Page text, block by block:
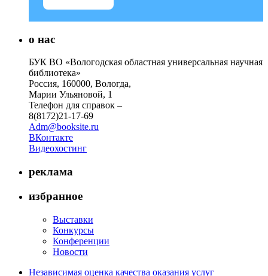
о нас
БУК ВО «Вологодская областная универсальная научная
библиотека»
Россия, 160000, Вологда,
Марии Ульяновой, 1
Телефон для справок –
8(8172)21-17-69
Adm@booksite.ru
ВКонтакте
Видеохостинг
реклама
избранное
Выставки
Конкурсы
Конференции
Новости
Независимая оценка качества оказания услуг